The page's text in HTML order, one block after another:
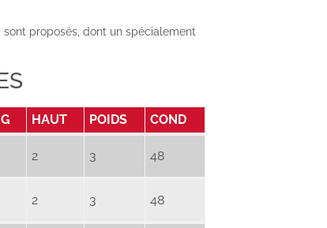
proposés, dont un spécialement
HAUT POIDS COND
2 3 48
2 3 48